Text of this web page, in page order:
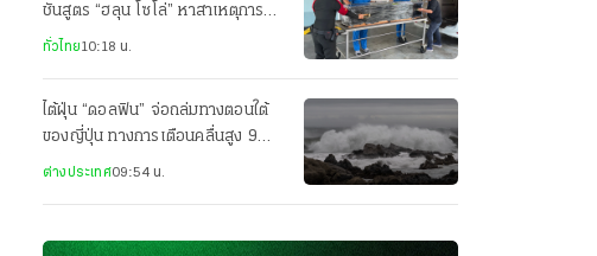
ชันสูตร “ฮลุน โซโล่” หาสาเหตุการ
เสียชีวิตอย่างละเอียด
ทั่วไทย10:18 น.
ไต้ฝุ่น “ดอลฟิน” จ่อถล่มทางตอนใต้
ของญี่ปุ่น ทางการเตือนคลื่นสูง 9
เมตร
ต่างประเทศ09:54 น.